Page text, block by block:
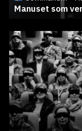
Manuset som